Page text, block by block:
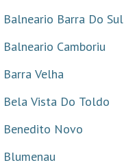
Balneario Barra Do Sul
Balneario Camboriu
Barra Velha
Bela Vista Do Toldo
Benedito Novo
Blumenau